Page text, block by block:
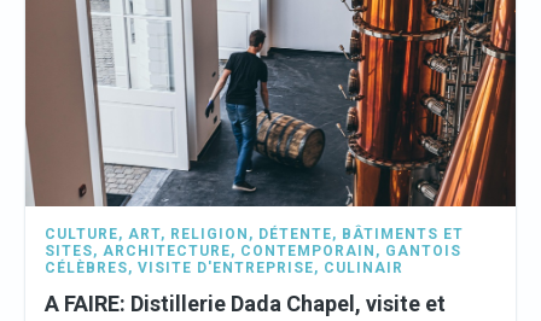
CULTURE, ART, RELIGION , DÉTENTE, BÂTIMENTS ET
SITES, ARCHITECTURE, CONTEMPORAIN , GANTOIS
CÉLÈBRES, VISITE D'ENTREPRISE, CULINAIR
A FAIRE: Distillerie Dada Chapel, visite et